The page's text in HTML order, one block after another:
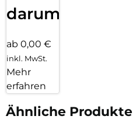
darum!
ab 0,00 €
inkl. MwSt.
Mehr
erfahren
Ähnliche Produkte